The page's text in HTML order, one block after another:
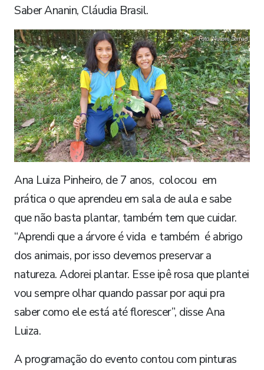
Saber Ananin, Cláudia Brasil.
Foto: Nucom Semad
Ana Luiza Pinheiro, de 7 anos, colocou em
prática o que aprendeu em sala de aula e sabe
que não basta plantar, também tem que cuidar.
“Aprendi que a árvore é vida e também é abrigo
dos animais, por isso devemos preservar a
natureza. Adorei plantar. Esse ipê rosa que plantei
vou sempre olhar quando passar por aqui pra
saber como ele está até florescer”, disse Ana
Luiza.
A programação do evento contou com pinturas